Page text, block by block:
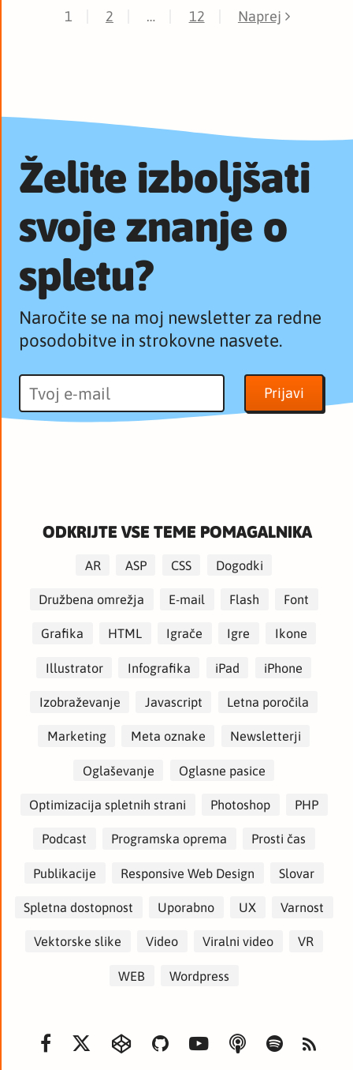
1 2 … 12 Naprej
Želite izboljšati
svoje znanje o
spletu?
Naročite se na moj newsletter za redne
posodobitve in strokovne nasvete.
ODKRIJTE VSE TEME POMAGALNIKA
AR ASP CSS Dogodki
Družbena omrežja E-mail Flash Font
Grafika HTML Igrače Igre Ikone
Illustrator Infografika iPad iPhone
Izobraževanje Javascript Letna poročila
Marketing Meta oznake Newsletterji
Oglaševanje Oglasne pasice
Optimizacija spletnih strani Photoshop PHP
Podcast Programska oprema Prosti čas
Publikacije Responsive Web Design Slovar
Spletna dostopnost Uporabno UX Varnost
Vektorske slike Video Viralni video VR
WEB Wordpress